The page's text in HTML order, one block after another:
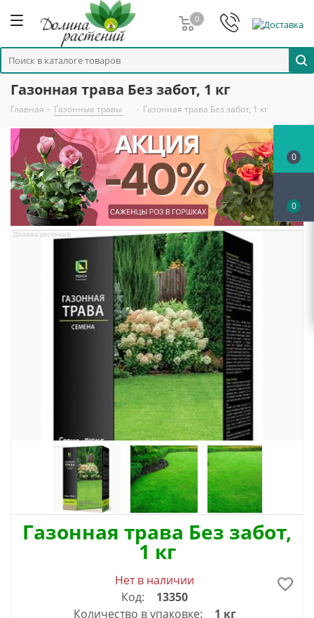
0
Газонная трава Без забот, 1 кг
Главная - Газонные травы - Газонная трава Без забот, 1 кг
Газонная трава Без забот,
1 кг
Нет в наличии
Код:
13350
Количество в упаковке:
1 кг
0
0